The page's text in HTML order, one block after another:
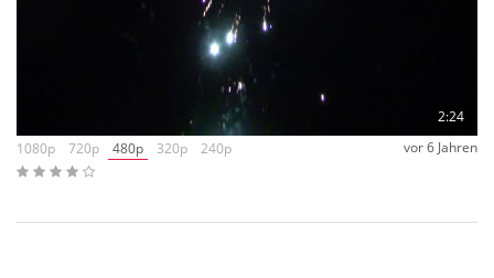
2:24
1080p
720p 480p 320p 240p vor 6 Jahren